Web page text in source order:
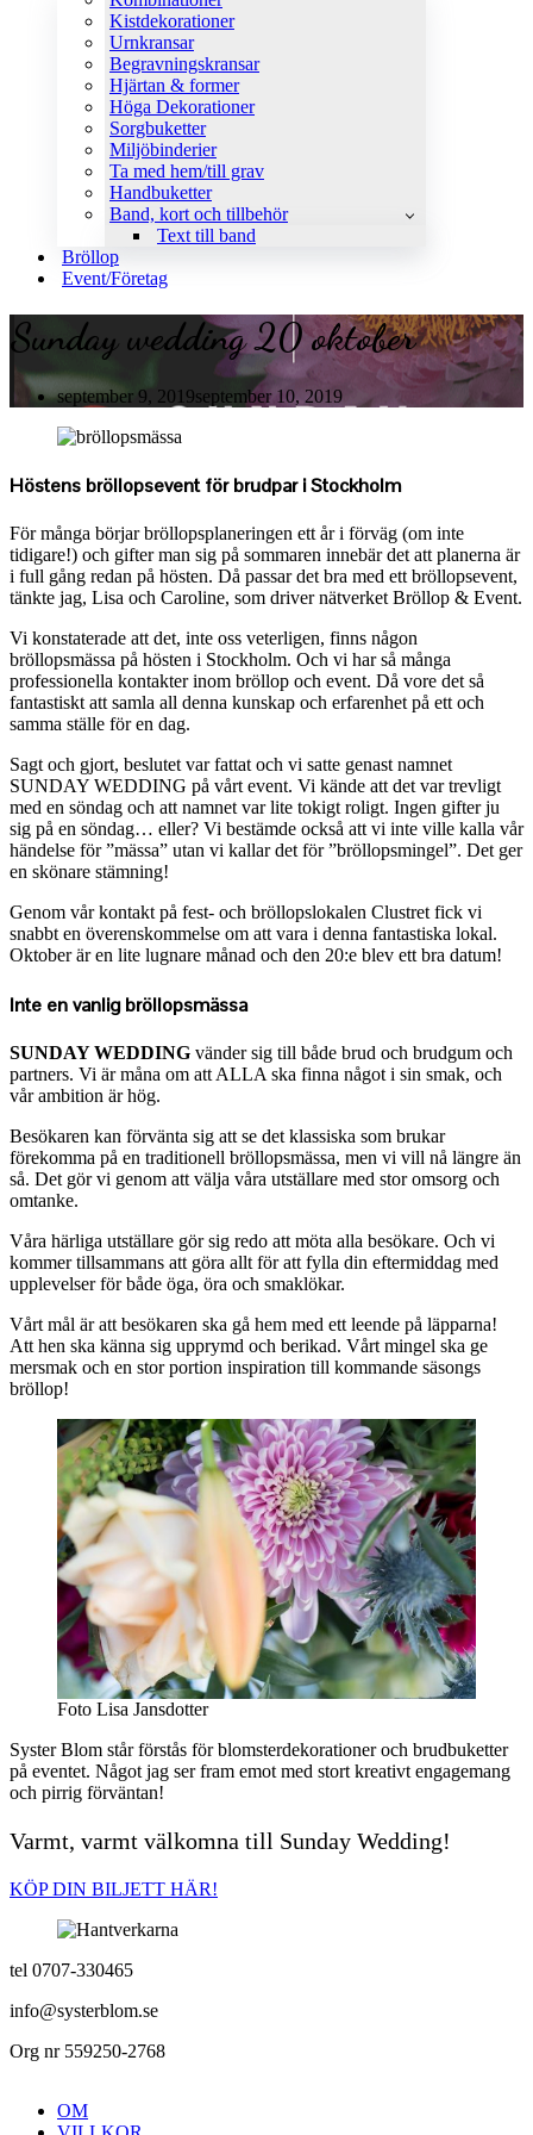
Kistdekorationer
Urnkransar
Begravningskransar
Hjärtan & former
Höga Dekorationer
Sorgbuketter
Miljöbinderier
Ta med hem/till grav
Handbuketter
Band, kort och tillbehör
Text till band
Bröllop
Event/Företag
Sunday wedding 20 oktober
september 9, 2019september 10, 2019
Höstens bröllopsevent för brudpar i Stockholm
För många börjar bröllopsplaneringen ett år i förväg (om inte
tidigare!) och gifter man sig på sommaren innebär det att planerna är
i full gång redan på hösten. Då passar det bra med ett bröllopsevent,
tänkte jag, Lisa och Caroline, som driver nätverket Bröllop & Event.
Vi konstaterade att det, inte oss veterligen, finns någon
bröllopsmässa på hösten i Stockholm. Och vi har så många
professionella kontakter inom bröllop och event. Då vore det så
fantastiskt att samla all denna kunskap och erfarenhet på ett och
samma ställe för en dag.
Sagt och gjort, beslutet var fattat och vi satte genast namnet
SUNDAY WEDDING på vårt event. Vi kände att det var trevligt
med en söndag och att namnet var lite tokigt roligt. Ingen gifter ju
sig på en söndag… eller? Vi bestämde också att vi inte ville kalla vår
händelse för ”mässa” utan vi kallar det för ”bröllopsmingel”. Det ger
en skönare stämning!
Genom vår kontakt på fest- och bröllopslokalen Clustret fick vi
snabbt en överenskommelse om att vara i denna fantastiska lokal.
Oktober är en lite lugnare månad och den 20:e blev ett bra datum!
Inte en vanlig bröllopsmässa
SUNDAY WEDDING vänder sig till både brud och brudgum och
partners. Vi är måna om att ALLA ska finna något i sin smak, och
vår ambition är hög.
Besökaren kan förvänta sig att se det klassiska som brukar
förekomma på en traditionell bröllopsmässa, men vi vill nå längre än
så. Det gör vi genom att välja våra utställare med stor omsorg och
omtanke.
Våra härliga utställare gör sig redo att möta alla besökare. Och vi
kommer tillsammans att göra allt för att fylla din eftermiddag med
upplevelser för både öga, öra och smaklökar.
Vårt mål är att besökaren ska gå hem med ett leende på läpparna!
Att hen ska känna sig upprymd och berikad. Vårt mingel ska ge
mersmak och en stor portion inspiration till kommande säsongs
bröllop!
Foto Lisa Jansdotter
Syster Blom står förstås för blomsterdekorationer och brudbuketter
på eventet. Något jag ser fram emot med stort kreativt engagemang
och pirrig förväntan!
Varmt, varmt välkomna till Sunday Wedding!
KÖP DIN BILJETT HÄR!
tel 0707-330465
info@systerblom.se
Org nr 559250-2768
OM